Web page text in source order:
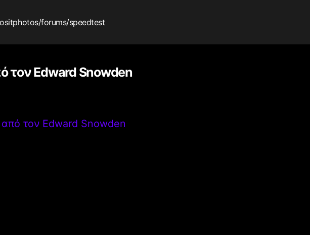
/forums/speedtest
τον Edward Snowden
από τον Edward Snowden